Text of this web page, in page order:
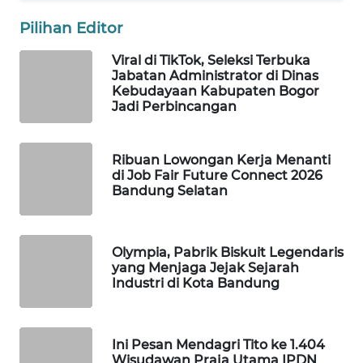
Pilihan Editor
Viral di TikTok, Seleksi Terbuka
Jabatan Administrator di Dinas
Kebudayaan Kabupaten Bogor
Jadi Perbincangan
Ribuan Lowongan Kerja Menanti
di Job Fair Future Connect 2026
Bandung Selatan
Olympia, Pabrik Biskuit Legendaris
yang Menjaga Jejak Sejarah
Industri di Kota Bandung
Ini Pesan Mendagri Tito ke 1.404
PERSONA
HEALTH
Wahana